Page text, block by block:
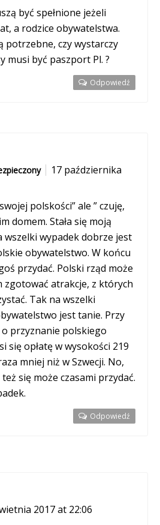
być spełnione jeżeli
a rodzice obywatelstwa.
potrzebne, czy wystarczy
musi być paszport Pl. ?
Odpowiedź
17 października
polskości” ale ” czuję,
domem. Stała się moją
wszelki wypadek dobrze jest
obywatelstwo. W końcu
przydać. Polski rząd może
zgotować atrakcje, z których
Tak na wszelki
jest tanie. Przy
przyznanie polskiego
się opłatę w wysokości 219
mniej niż w Szwecji. No,
się może czasami przydać.
Odpowiedź
2017 at 22:06